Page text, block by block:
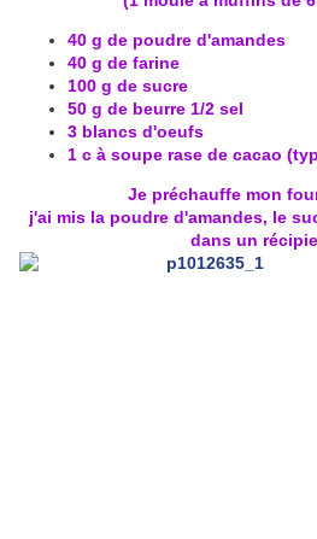
40 g de poudre d'amandes
40 g de farine
100 g de sucre
50 g de beurre 1/2 sel
3 blancs d'oeufs
1 c à soupe rase de cacao
Je préchauffe mon
j'ai mis la poudre d'amandes, le
dans un